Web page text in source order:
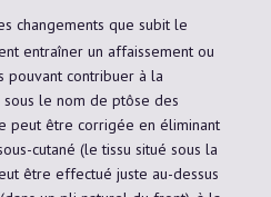
changements que subit le
entraîner un affaissement ou
pouvant contribuer à la
le nom de ptôse des
peut être corrigée en éliminant
cutané (le tissu situé sous la
être effectué juste au-dessus